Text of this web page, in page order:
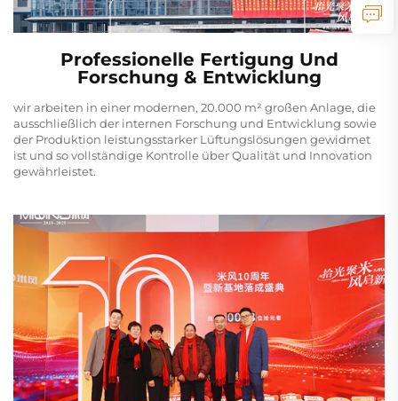
Professionelle Fertigung Und
Forschung & Entwicklung
wir arbeiten in einer modernen, 20.000 m² großen Anlage, die
ausschließlich der internen Forschung und Entwicklung sowie
der Produktion leistungsstarker Lüftungslösungen gewidmet
ist und so vollständige Kontrolle über Qualität und Innovation
gewährleistet.